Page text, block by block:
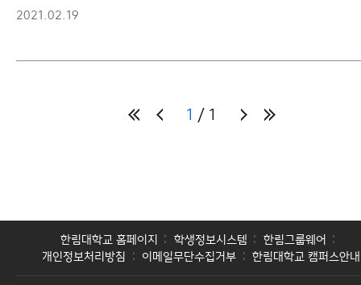
2021.02.19
1 1
한림대학교 홈페이지 학생정보시스템
한림그룹웨어
개인정보처리방침
이메일무단수집거부 한림대학교 캠퍼스안내